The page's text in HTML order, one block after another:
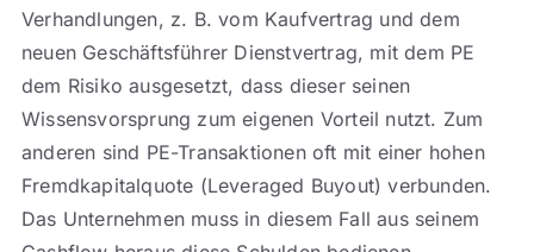
Verhandlungen, z. B. vom Kaufvertrag und dem
neuen Geschäftsführer Dienstvertrag, mit dem PE
dem Risiko ausgesetzt, dass dieser seinen
Wissensvorsprung zum eigenen Vorteil nutzt. Zum
anderen sind PE-Transaktionen oft mit einer hohen
Fremdkapitalquote (Leveraged Buyout) verbunden.
Das Unternehmen muss in diesem Fall aus seinem